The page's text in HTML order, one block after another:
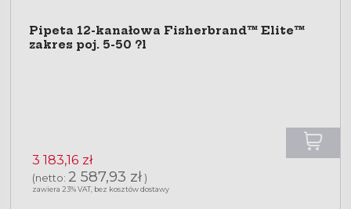
Pipeta 12-kanałowa Fisherbrand™ Elite™
zakres poj. 5-50 ?l
3 183,16 zł
(netto: 2 587,93 zł)
zawiera 23% VAT, bez kosztów dostawy